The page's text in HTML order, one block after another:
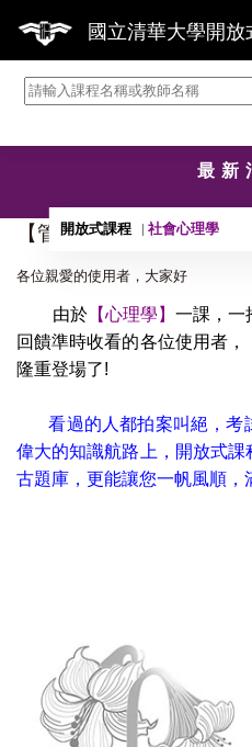
國立清華大學開放
最新
開放式課程 社會心理學
【管理】心理學考古題專
各位親愛的使用者，大家好
由於【心理學】 一課，一
回饋準時收看的各位使用者，
隆重登場了!
看過的人都拍案叫絕，考
偉大的知識航路上，開放式
古題庫，更能讓您一帆風順，